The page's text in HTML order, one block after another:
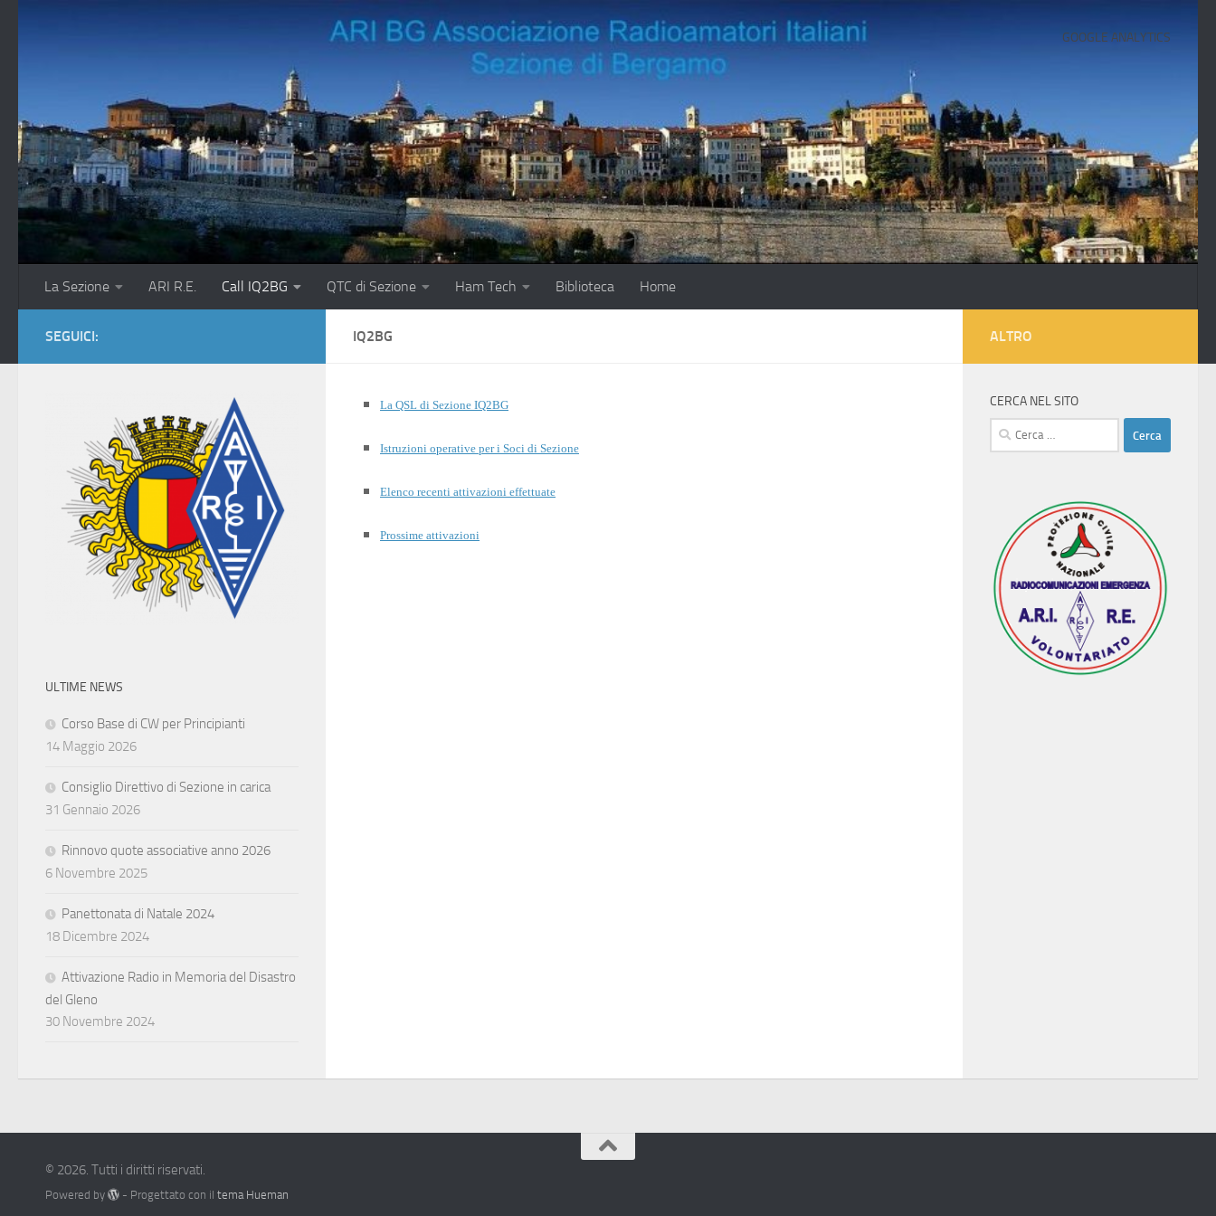
GOOGLE ANALYTICS
La Sezione ARI R.E. Call IQ2BG QTC di Sezione Ham Tech Biblioteca Home
IQ2BG
La QSL di Sezione IQ2BG
Istruzioni operative per i Soci di Sezione
Elenco recenti attivazioni effettuate
Prossime attivazioni
SEGUICI:
ULTIME NEWS
Corso Base di CW per Principianti
14 Maggio 2026
Consiglio Direttivo di Sezione in carica
31 Gennaio 2026
Rinnovo quote associative anno 2026
6 Novembre 2025
Panettonata di Natale 2024
18 Dicembre 2024
Attivazione Radio in Memoria del Disastro
del Gleno
30 Novembre 2024
ALTRO
CERCA NEL SITO
Ricerca
per:
© 2026. Tutti i diritti riservati.
Powered by - Progettato con iltema Hueman